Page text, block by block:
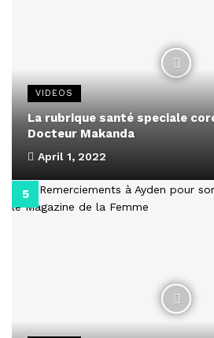
VIDEOS
La rubrique santé speciale
Docteur Makanda
April 1, 2022